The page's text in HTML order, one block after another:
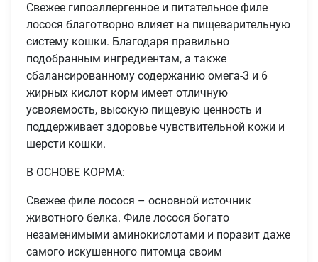
Свежее гипоаллергенное и питательное филе
лосося благотворно влияет на пищеварительную
систему кошки. Благодаря правильно
подобранным ингредиентам, а также
сбалансированному содержанию омега-3 и 6
жирных кислот корм имеет отличную
усвояемость, высокую пищевую ценность и
поддерживает здоровье чувствительной кожи и
шерсти кошки.
В ОСНОВЕ КОРМА:
Свежее филе лосося – основной источник
животного белка. Филе лосося богато
незаменимыми аминокислотами и поразит даже
самого искушенного питомца своим